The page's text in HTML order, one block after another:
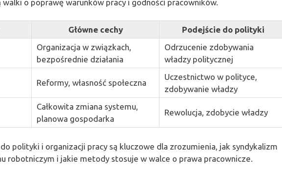
o poprawę warunków pracy i godności pracowników.
Główne cechy Podejście do polityki
Organizacja w związkach,
bezpośrednie działania
Odrzucenie zdobywania
władzy politycznej
Reformy, własność społeczna
Uczestnictwo w polityce,
zdobywanie władzy
Całkowita zmiana systemu,
planowa gospodarka
Rewolucja, zdobycie władzy
polityki i organizacji pracy są kluczowe dla zrozumienia, jak syndykalizm
robotniczym i jakie metody stosuje w walce o prawa pracownicze.